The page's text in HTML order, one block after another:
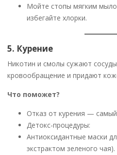
Мойте стопы мягким
избегайте хлорки.
5. Курение
Никотин и смолы сужают
кровообращение и придают
Что поможет?
Отказ от курения —
Детокс-процедуры:
Антиоксидантные маски
экстрактом зеленого чая).